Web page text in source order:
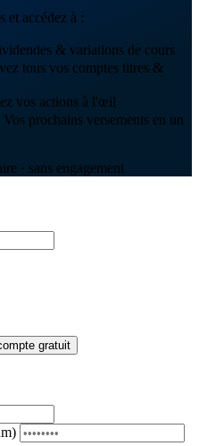
et accédez à :
& variations de cours
tous vos comptes titres &
vos actions à l'œil
Vos prochains versements en un
· sans engagement
gratuit